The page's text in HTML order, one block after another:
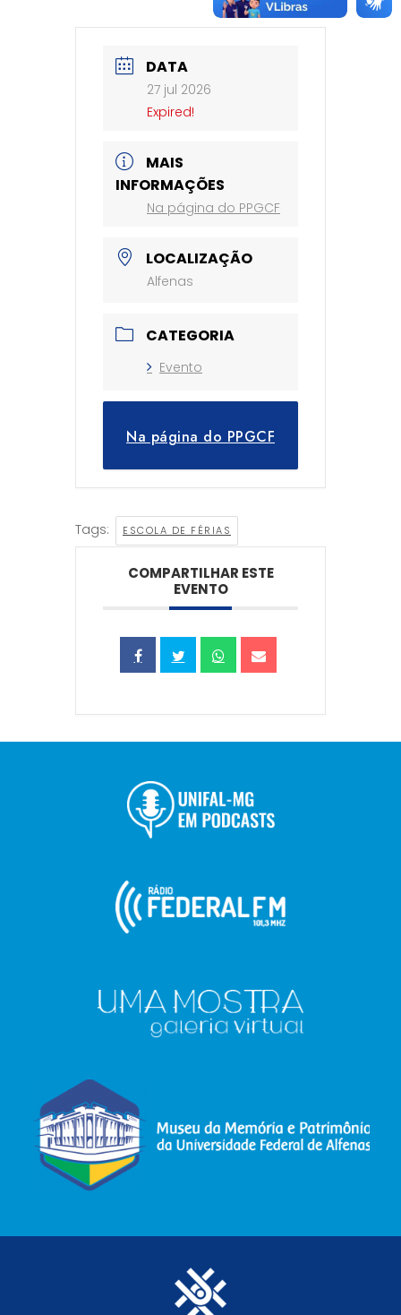
DATA
27 jul 2026
Expired!
MAIS
INFORMAÇÕES
Na página do PPGCF
LOCALIZAÇÃO
Alfenas
CATEGORIA
Evento
Na página do PPGCF
Tags: ESCOLA DE FÉRIAS
COMPARTILHAR ESTE
EVENTO